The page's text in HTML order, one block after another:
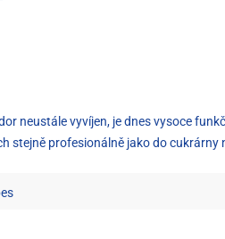
neustále vyvíjen, je dnes vysoce
stejně profesionálně jako do cukrárny